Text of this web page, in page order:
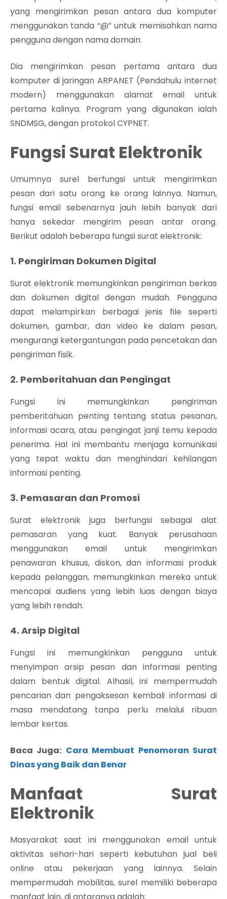
yang mengirimkan pesan antara dua komputer
menggunakan tanda “@” untuk memisahkan nama
pengguna dengan nama domain.
Dia mengirimkan pesan pertama antara dua
komputer di jaringan ARPANET (Pendahulu internet
modern) menggunakan alamat email untuk
pertama kalinya. Program yang digunakan ialah
SNDMSG, dengan protokol CYPNET.
Fungsi Surat Elektronik
Umumnya surel berfungsi untuk mengirimkan
pesan dari satu orang ke orang lainnya. Namun,
fungsi email sebenarnya jauh lebih banyak dari
hanya sekedar mengirim pesan antar orang.
Berikut adalah beberapa fungsi surat elektronik:
1. Pengiriman Dokumen Digital
Surat elektronik memungkinkan pengiriman berkas
dan dokumen digital dengan mudah. Pengguna
dapat melampirkan berbagai jenis file seperti
dokumen, gambar, dan video ke dalam pesan,
mengurangi ketergantungan pada pencetakan dan
pengiriman fisik.
2. Pemberitahuan dan Pengingat
Fungsi ini memungkinkan pengiriman
pemberitahuan penting tentang status pesanan,
informasi acara, atau pengingat janji temu kepada
penerima. Hal ini membantu menjaga komunikasi
yang tepat waktu dan menghindari kehilangan
informasi penting.
3. Pemasaran dan Promosi
Surat elektronik juga berfungsi sebagai alat
pemasaran yang kuat. Banyak perusahaan
menggunakan email untuk mengirimkan
penawaran khusus, diskon, dan informasi produk
kepada pelanggan, memungkinkan mereka untuk
mencapai audiens yang lebih luas dengan biaya
yang lebih rendah.
4. Arsip Digital
Fungsi ini memungkinkan pengguna untuk
menyimpan arsip pesan dan informasi penting
dalam bentuk digital. Alhasil, ini mempermudah
pencarian dan pengaksesan kembali informasi di
masa mendatang tanpa perlu melalui ribuan
lembar kertas.
Baca Juga: Cara Membuat Penomoran Surat
Dinas yang Baik dan Benar
Manfaat Surat
Elektronik
Masyarakat saat ini menggunakan email untuk
aktivitas sehari-hari seperti kebutuhan jual beli
online atau pekerjaan yang lainnya. Selain
mempermudah mobilitas, surel memiliki beberapa
manfaat lain, di antaranya adalah: